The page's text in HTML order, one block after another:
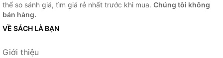
thể so sánh giá, tìm giá rẻ nhất trước khi mua. Chúng tôi không
bán hàng.
VỀ SÁCH LÀ BẠN
Giới thiệu